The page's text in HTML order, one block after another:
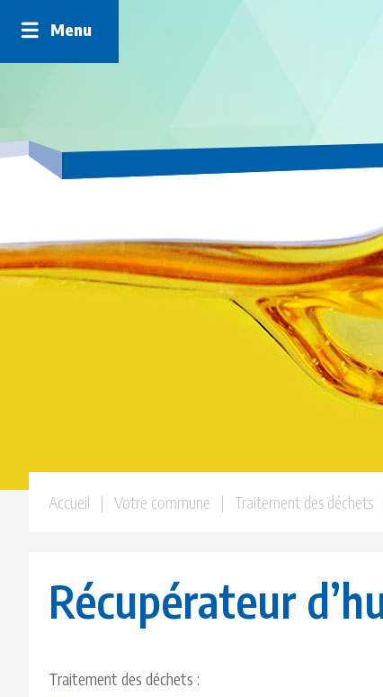
Menu
Accueil | Votre commune | Traitement des déchets
Récupérateur
Traitement des déchets :